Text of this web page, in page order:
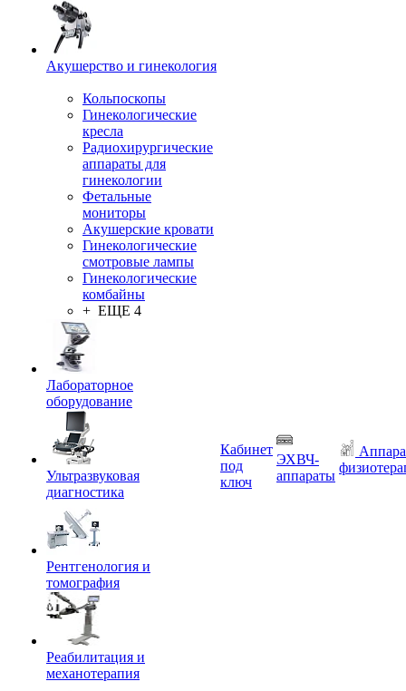
Акушерство и гинекология
Кольпоскопы
Гинекологические
кресла
Радиохирургические
аппараты для
гинекологии
Фетальные
мониторы
Акушерские кровати
Гинекологические
смотровые лампы
Гинекологические
комбайны
+ ЕЩЕ 4
Лабораторное
оборудование
Ультразвуковая
диагностика
Рентгенология и
томография
Реабилитация и
механотерапия
Кабинет
под
ключ
ЭХВЧ-
аппараты